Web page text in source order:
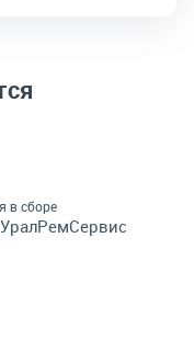
в сборе
УралРемСервис